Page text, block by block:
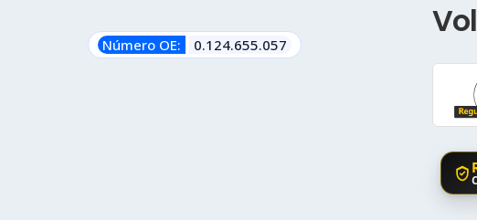
Número OE: 0.124.655.057